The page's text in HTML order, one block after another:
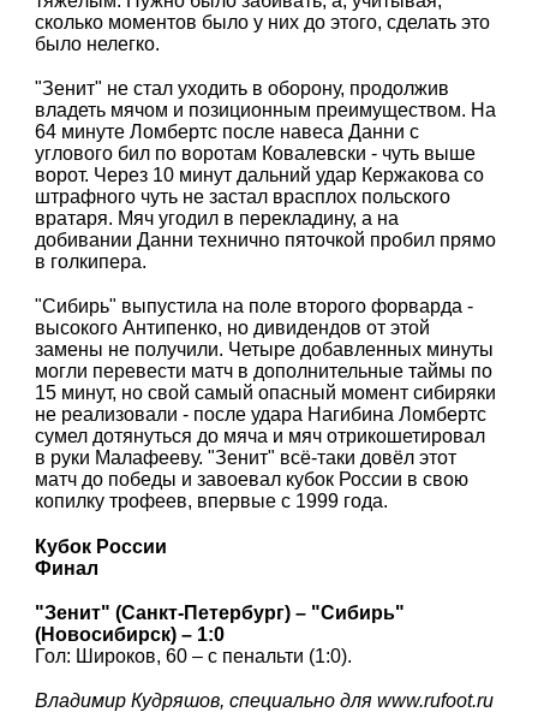
сколько моментов было у них до этого, сделать это
было нелегко.
"Зенит" не стал уходить в оборону, продолжив
владеть мячом и позиционным преимуществом. На
64 минуте Ломбертс после навеса Данни с
углового бил по воротам Ковалевски - чуть выше
ворот. Через 10 минут дальний удар Кержакова со
штрафного чуть не застал врасплох польского
вратаря. Мяч угодил в перекладину, а на
добивании Данни технично пяточкой пробил прямо
в голкипера.
"Сибирь" выпустила на поле второго форварда -
высокого Антипенко, но дивидендов от этой
замены не получили. Четыре добавленных минуты
могли перевести матч в дополнительные таймы по
15 минут, но свой самый опасный момент сибиряки
не реализовали - после удара Нагибина Ломбертс
сумел дотянуться до мяча и мяч отрикошетировал
в руки Малафееву. "Зенит" всё-таки довёл этот
матч до победы и завоевал кубок России в свою
копилку трофеев, впервые с 1999 года.
Кубок России
Финал
"Зенит" (Санкт-Петербург) – "Сибирь"
(Новосибирск) – 1:0
Гол: Широков, 60 – с пенальти (1:0).
Владимир Кудряшов, специально для www.rufoot.ru